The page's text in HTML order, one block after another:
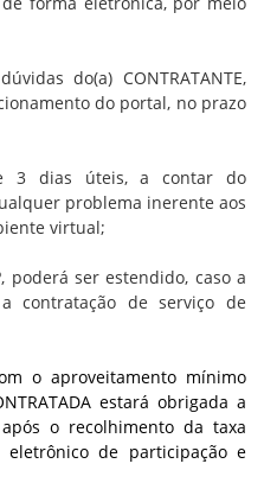
do(a) CONTRATANTE,
do portal, no prazo
3 dias úteis, a contar do
problema inerente aos
virtual;
poderá ser estendido, caso a
contratação de serviço de
o aproveitamento mínimo
estará obrigada a
o recolhimento da taxa
de participação e